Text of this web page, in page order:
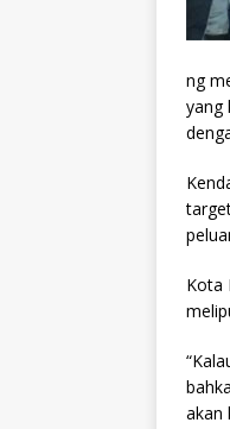
ng
yang
Kota
akan